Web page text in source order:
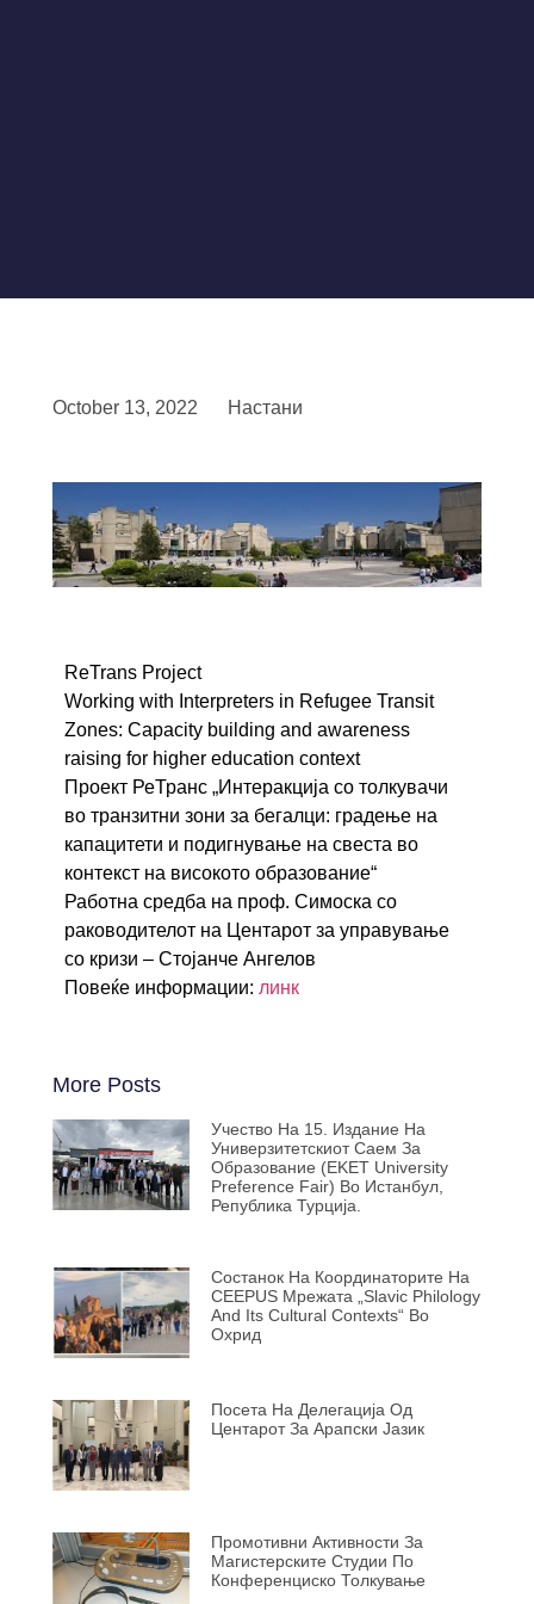
October 13, 2022 Настани
ReTrans Project
Working with Interpreters in Refugee Transit
Zones: Capacity building and awareness
raising for higher education context
Проект РеТранс „Интеракција со толкувачи
во транзитни зони за бегалци: градење на
капацитети и подигнување на свеста во
контекст на високото образование“
Работна средба на проф. Симоска со
раководителот на Центарот за управување
со кризи – Стојанче Ангелов
Повеќе информации: линк
More Posts
Учество На 15. Издание На
Универзитетскиот Саем За
Образование (EKET University
Preference Fair) Во Истанбул,
Република Турција.
Состанок На Координаторите На
CEEPUS Мрежата „Slavic Philology
And Its Cultural Contexts“ Во
Охрид
Посета На Делегација Од
Центарот За Арапски Јазик
Промотивни Активности За
Магистерските Студии По
Конференциско Толкување